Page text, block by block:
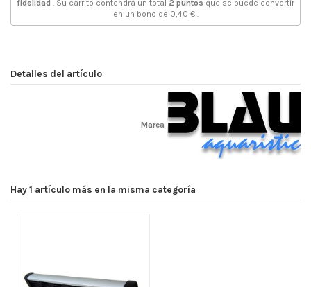
fidelidad . Su carrito contendrá un total 2 puntos que se puede convertir
en un bono de 0,40 €.
Detalles del artículo
Marca
Hay 1 artículo más en la misma categoría